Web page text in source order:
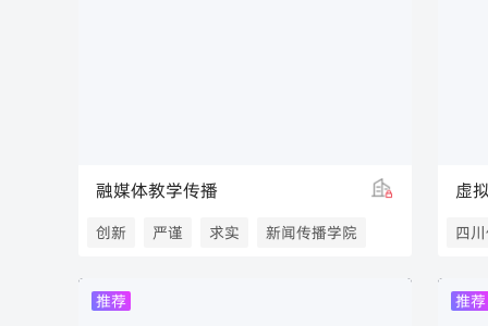
融媒体教学传播
创新 严谨 求实
新闻传播学院
山西传媒学院
虚
四
推荐
推荐